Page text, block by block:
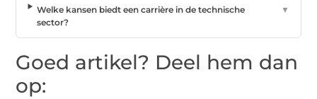
Welke kansen biedt een carrière in de technische
sector?
▼
Goed artikel? Deel hem dan
op: